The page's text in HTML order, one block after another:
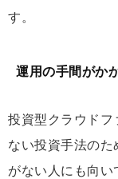
す。
運用の手間がか
投資型クラウドフ
ない投資手法のた
がない人にも向い